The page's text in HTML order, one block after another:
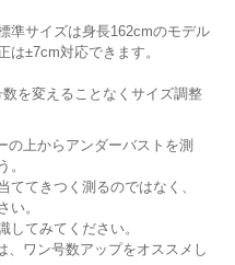
準サイズは身長162cmのモデル
は±7cm対応できます。
を変えることなくサイズ調整
の上からアンダーバストを測
。
ててきつく測るのではなく、
い。
してみてください。
、ワン号数アップをオススメし